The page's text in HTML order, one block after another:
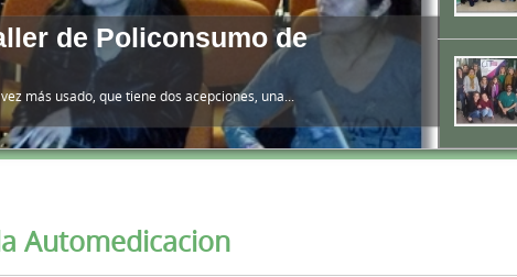
de Policonsumo de
más usado, que tiene dos acepciones, una...
Automedicacion